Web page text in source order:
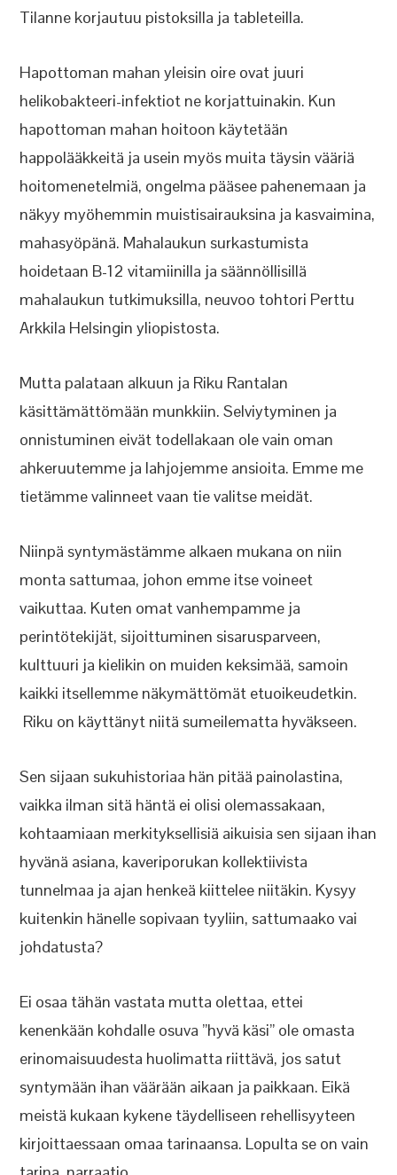
Tilanne korjautuu pistoksilla ja tableteilla.
Hapottoman mahan yleisin oire ovat juuri
helikobakteeri-infektiot ne korjattuinakin. Kun
hapottoman mahan hoitoon käytetään
happolääkkeitä ja usein myös muita täysin vääriä
hoitomenetelmiä, ongelma pääsee pahenemaan ja
näkyy myöhemmin muistisairauksina ja kasvaimina,
mahasyöpänä. Mahalaukun surkastumista
hoidetaan B-12 vitamiinilla ja säännöllisillä
mahalaukun tutkimuksilla, neuvoo tohtori Perttu
Arkkila Helsingin yliopistosta.
Mutta palataan alkuun ja Riku Rantalan
käsittämättömään munkkiin. Selviytyminen ja
onnistuminen eivät todellakaan ole vain oman
ahkeruutemme ja lahjojemme ansioita. Emme me
tietämme valinneet vaan tie valitse meidät.
Niinpä syntymästämme alkaen mukana on niin
monta sattumaa, johon emme itse voineet
vaikuttaa. Kuten omat vanhempamme ja
perintötekijät, sijoittuminen sisarusparveen,
kulttuuri ja kielikin on muiden keksimää, samoin
kaikki itsellemme näkymättömät etuoikeudetkin.
Riku on käyttänyt niitä sumeilematta hyväkseen.
Sen sijaan sukuhistoriaa hän pitää painolastina,
vaikka ilman sitä häntä ei olisi olemassakaan,
kohtaamiaan merkityksellisiä aikuisia sen sijaan ihan
hyvänä asiana, kaveriporukan kollektiivista
tunnelmaa ja ajan henkeä kiittelee niitäkin. Kysyy
kuitenkin hänelle sopivaan tyyliin, sattumaako vai
johdatusta?
Ei osaa tähän vastata mutta olettaa, ettei
kenenkään kohdalle osuva ”hyvä käsi” ole omasta
erinomaisuudesta huolimatta riittävä, jos satut
syntymään ihan väärään aikaan ja paikkaan. Eikä
meistä kukaan kykene täydelliseen rehellisyyteen
kirjoittaessaan omaa tarinaansa. Lopulta se on vain